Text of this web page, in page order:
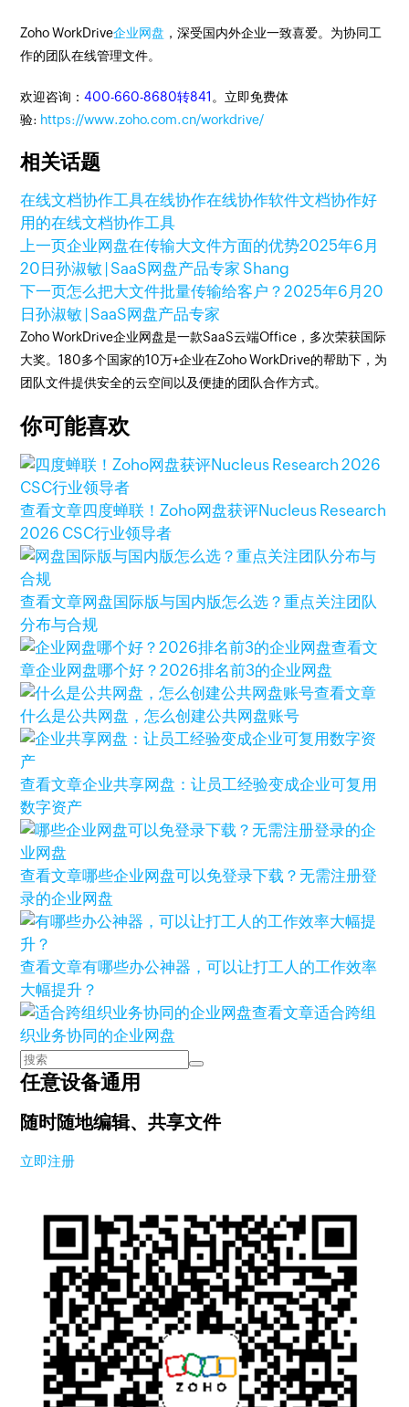
Zoho WorkDrive企业网盘 ，深受国内外企业一致喜爱。为协同工
作的团队在线管理文件。
欢迎咨询：400-660-8680转841 。立即免费体
验: https://www.zoho.com.cn/workdrive/
相关话题
在线文档协作工具在线协作在线协作软件文档协作好
用的在线文档协作工具
上一页企业网盘在传输大文件方面的优势2025年6月
20日孙淑敏 | SaaS网盘产品专家 Shang
下一页怎么把大文件批量传输给客户？2025年6月20
日孙淑敏 | SaaS网盘产品专家
Zoho WorkDrive企业网盘是一款SaaS云端Office，多次荣获国际
大奖。180多个国家的10万+企业在Zoho WorkDrive的帮助下，为
团队文件提供安全的云空间以及便捷的团队合作方式。
你可能喜欢
查看文章四度蝉联！Zoho网盘获评Nucleus Research
2026 CSC行业领导者
查看文章网盘国际版与国内版怎么选？重点关注团队
分布与合规
查看文
章企业网盘哪个好？2026排名前3的企业网盘
查看文章
什么是公共网盘，怎么创建公共网盘账号
查看文章企业共享网盘：让员工经验变成企业可复用
数字资产
查看文章哪些企业网盘可以免登录下载？无需注册登
录的企业网盘
查看文章有哪些办公神器，可以让打工人的工作效率
大幅提升？
查看文章适合跨组
织业务协同的企业网盘
任意设备通用
随时随地编辑、共享文件
立即注册